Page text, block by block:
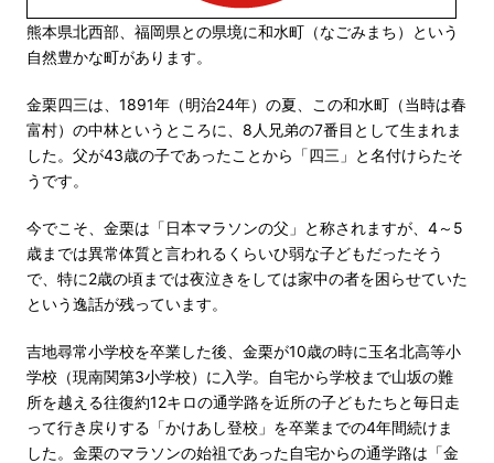
熊本県北西部、福岡県との県境に和水町（なごみまち）という
自然豊かな町があります。
金栗四三は、1891年（明治24年）の夏、この和水町（当時は春
富村）の中林というところに、8人兄弟の7番目として生まれま
した。父が43歳の子であったことから「四三」と名付けらたそ
うです。
今でこそ、金栗は「日本マラソンの父」と称されますが、4～5
歳までは異常体質と言われるくらいひ弱な子どもだったそう
で、特に2歳の頃までは夜泣きをしては家中の者を困らせていた
という逸話が残っています。
吉地尋常小学校を卒業した後、金栗が10歳の時に玉名北高等小
学校（現南関第3小学校）に入学。自宅から学校まで山坂の難
所を越える往復約12キロの通学路を近所の子どもたちと毎日走
って行き戻りする「かけあし登校」を卒業までの4年間続けま
した。金栗のマラソンの始祖であった自宅からの通学路は「金